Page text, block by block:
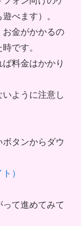
べます）。
お金がかかるの
です。
料金はかかり
ように注意し
タンからダウ
）
て進めてみて